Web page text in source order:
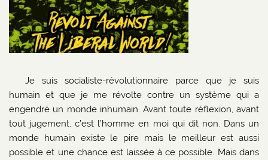
Je suis socialiste-révolutionnaire parce que je suis
humain et que je me révolte contre un système qui a
engendré un monde inhumain. Avant toute réflexion, avant
tout jugement, c’est l’homme en moi qui dit non. Dans un
monde humain existe le pire mais le meilleur est aussi
possible et une chance est laissée à ce possible. Mais dans